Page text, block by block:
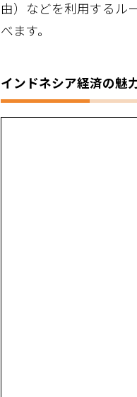
由）などを利用するル
べます。
インドネシア経済の魅